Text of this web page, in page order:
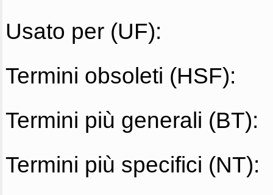
Usato per (UF):
Termini obsoleti (HSF):
Termini più generali (BT):
Termini più specifici (NT):